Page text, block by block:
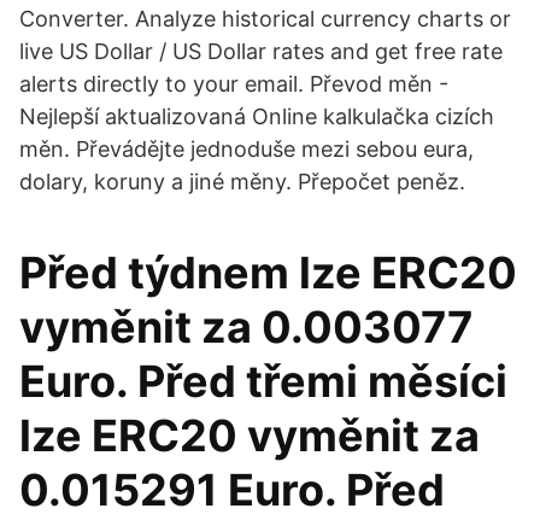
Converter. Analyze historical currency charts or
live US Dollar / US Dollar rates and get free rate
alerts directly to your email. Převod měn -
Nejlepší aktualizovaná Online kalkulačka cizích
měn. Převádějte jednoduše mezi sebou eura,
dolary, koruny a jiné měny. Přepočet peněz.
Před týdnem lze ERC20
vyměnit za 0.003077
Euro. Před třemi měsíci
lze ERC20 vyměnit za
0.015291 Euro. Před